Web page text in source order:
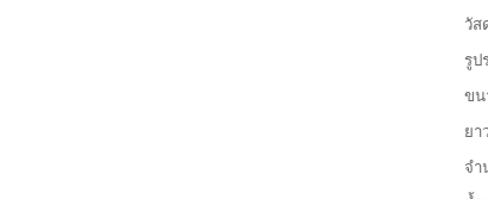
วัส
รูป
ขน
ยา
จำ